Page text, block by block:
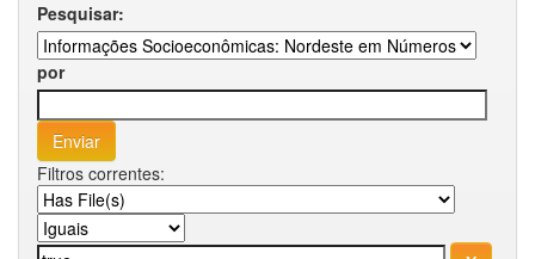
Pesquisar:
por
Filtros correntes: